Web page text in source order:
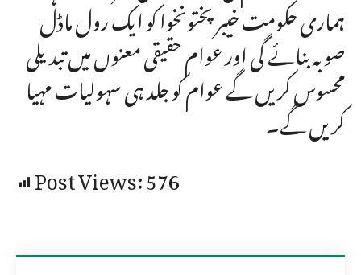
ہماری حکومت خیبرپختونخوا کو ایک رول ماڈل
صوبہ بنائے گی اور عوام حقیقی معنوں میں تبدیلی
محسوس کریں گے عوام کو جلد ہی سہولیات مہیا
کریں گے۔
Post Views:576